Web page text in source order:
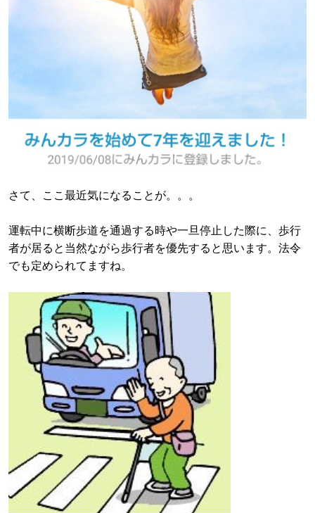
さて、ここ最近気になることが。。。
運転中に横断歩道を通過する時や一旦停止した際に、歩行
者が居ると当然ながら歩行者を優先すると思います。法令
でも定められてますね。